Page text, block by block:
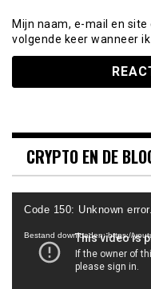
Mijn naam, e-mail en
volgende keer wanneer
CRYPTO EN DE
Videospeler
Code 150: Unknown error.
Bestand downloaden: https://